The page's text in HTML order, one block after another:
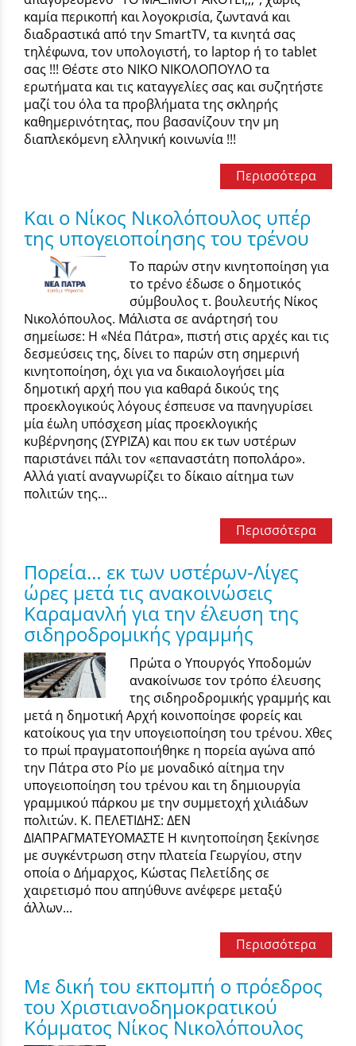
καμία περικοπή και λογοκρισία, ζωντανά και
διαδραστικά από την SmartTV, τα κινητά σας
τηλέφωνα, τον υπολογιστή, το laptop ή το tablet
σας !!! Θέστε στο ΝΙΚΟ ΝΙΚΟΛΟΠΟΥΛΟ τα
ερωτήματα και τις καταγγελίες σας και συζητήστε
μαζί του όλα τα προβλήματα της σκληρής
καθημερινότητας, που βασανίζουν την μη
διαπλεκόμενη ελληνική κοινωνία !!!
Περισσότερα
Και ο Νίκος Νικολόπουλος υπέρ
της υπογειοποίησης του τρένου
Το παρών στην κινητοποίηση για
το τρένο έδωσε ο δημοτικός
σύμβουλος τ. βουλευτής Νίκος
Νικολόπουλος. Μάλιστα σε ανάρτησή του
σημείωσε: Η «Νέα Πάτρα», πιστή στις αρχές και τις
δεσμεύσεις της, δίνει το παρών στη σημερινή
κινητοποίηση, όχι για να δικαιολογήσει μία
δημοτική αρχή που για καθαρά δικούς της
προεκλογικούς λόγους έσπευσε να πανηγυρίσει
μία έωλη υπόσχεση μίας προεκλογικής
κυβέρνησης (ΣΥΡΙΖΑ) και που εκ των υστέρων
παριστάνει πάλι τον «επαναστάτη ποπολάρο».
Αλλά γιατί αναγνωρίζει το δίκαιο αίτημα των
πολιτών της...
Περισσότερα
Πορεία… εκ των υστέρων-Λίγες
ώρες μετά τις ανακοινώσεις
Καραμανλή για την έλευση της
σιδηροδρομικής γραμμής
Πρώτα ο Υπουργός Υποδομών
ανακοίνωσε τον τρόπο έλευσης
της σιδηροδρομικής γραμμής και
μετά η δημοτική Αρχή κοινοποίησε φορείς και
κατοίκους για την υπογειοποίηση του τρένου. Χθες
το πρωί πραγματοποιήθηκε η πορεία αγώνα από
την Πάτρα στο Ρίο με μοναδικό αίτημα την
υπογειοποίηση του τρένου και τη δημιουργία
γραμμικού πάρκου με την συμμετοχή χιλιάδων
πολιτών. Κ. ΠΕΛΕΤΙΔΗΣ: ΔΕΝ
ΔΙΑΠΡΑΓΜΑΤΕΥΟΜΑΣΤΕ Η κινητοποίηση ξεκίνησε
με συγκέντρωση στην πλατεία Γεωργίου, στην
οποία ο Δήμαρχος, Κώστας Πελετίδης σε
χαιρετισμό που απηύθυνε ανέφερε μεταξύ
άλλων...
Περισσότερα
Με δική του εκπομπή ο πρόεδρος
του Χριστιανοδημοκρατικού
Κόμματος Νίκος Νικολόπουλος